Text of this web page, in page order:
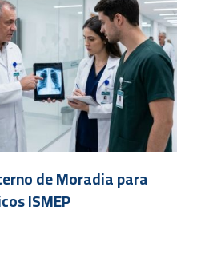
de Moradia para
ISMEP